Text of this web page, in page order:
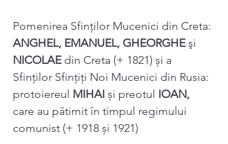
Pomenirea Sfinților Mucenici din Creta:
ANGHEL, EMANUEL, GHEORGHE şi
NICOLAE din Creta (+ 1821) și a
Sfinţilor Sfințiți Noi Mucenici din Rusia:
protoiereul MIHAI și preotul IOAN,
care au pătimit în timpul regimului
comunist (+ 1918 și 1921)